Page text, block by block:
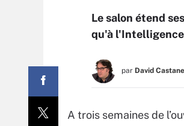
Le salon étend
qu'à
par David
A trois semaines de